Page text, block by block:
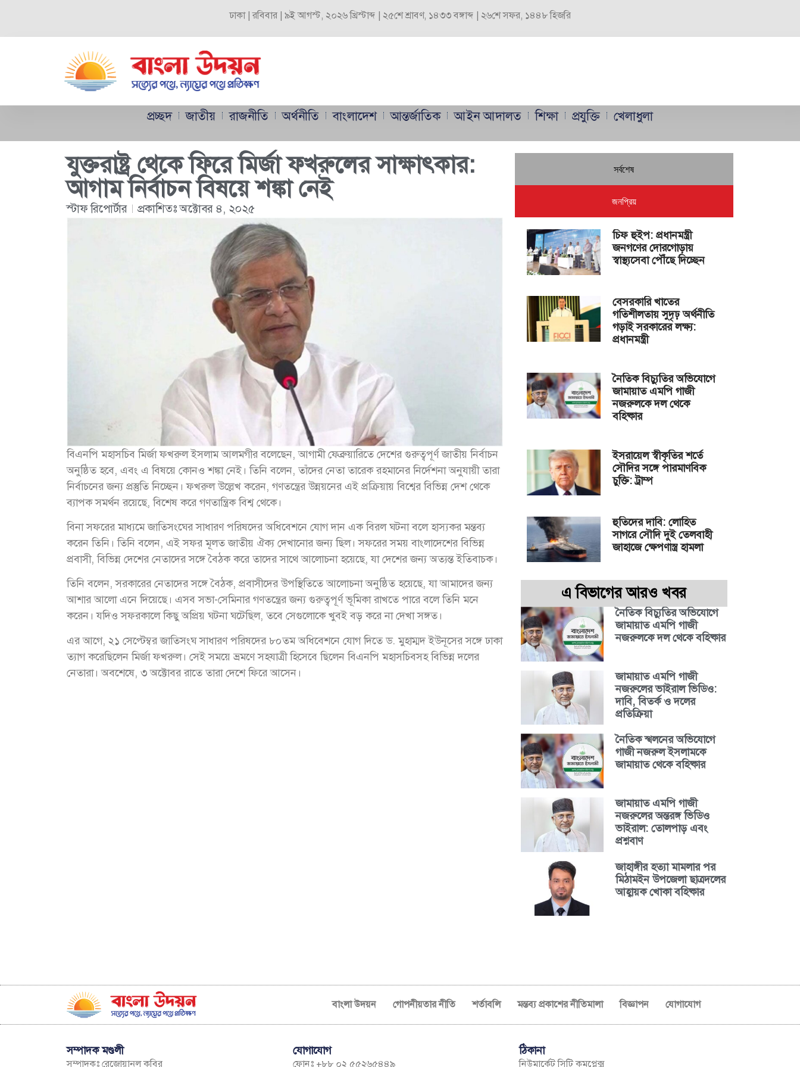
ঢাকা | রবিবার | ৯ই আগস্ট, ২০২৬ খ্রিস্টাব্দ | ২৫শে শ্রাবণ, ১৪৩৩ বঙ্গাব্দ | ২৬শে সফর, ১৪৪৮ হিজরি
প্রচ্ছদ জাতীয় রাজনীতি অর্থনীতি বাংলাদেশ আন্তর্জাতিক আইন আদালত শিক্ষা প্রযুক্তি খেলাধুলা
যুক্তরাষ্ট্র থেকে ফিরে মির্জা ফখরুলের সাক্ষাৎকার:
আগাম নির্বাচন বিষয়ে শঙ্কা নেই
স্টাফ রিপোর্টার প্রকাশিতঃঅক্টোবর ৪, ২০২৫
বিএনপি মহাসচিব মির্জা ফখরুল ইসলাম আলমগীর বলেছেন, আগামী ফেব্রুয়ারিতে দেশের গুরুত্বপূর্ণ জাতীয় নির্বাচন
অনুষ্ঠিত হবে, এবং এ বিষয়ে কোনও শঙ্কা নেই। তিনি বলেন, তাঁদের নেতা তারেক রহমানের নির্দেশনা অনুযায়ী তারা
নির্বাচনের জন্য প্রস্তুতি নিচ্ছেন। ফখরুল উল্লেখ করেন, গণতন্ত্রের উন্নয়নের এই প্রক্রিয়ায় বিশ্বের বিভিন্ন দেশ থেকে
ব্যাপক সমর্থন রয়েছে, বিশেষ করে গণতান্ত্রিক বিশ্ব থেকে।
বিনা সফরের মাধ্যমে জাতিসংঘের সাধারণ পরিষদের অধিবেশনে যোগ দান এক বিরল ঘটনা বলে হাস্যকর মন্তব্য
করেন তিনি। তিনি বলেন, এই সফর মূলত জাতীয় ঐক্য দেখানোর জন্য ছিল। সফরের সময় বাংলাদেশের বিভিন্ন
প্রবাসী, বিভিন্ন দেশের নেতাদের সঙ্গে বৈঠক করে তাদের সাথে আলোচনা হয়েছে, যা দেশের জন্য অত্যন্ত ইতিবাচক।
তিনি বলেন, সরকারের নেতাদের সঙ্গে বৈঠক, প্রবাসীদের উপস্থিতিতে আলোচনা অনুষ্ঠিত হয়েছে, যা আমাদের জন্য
আশার আলো এনে দিয়েছে। এসব সভা-সেমিনার গণতন্ত্রের জন্য গুরুত্বপূর্ণ ভূমিকা রাখতে পারে বলে তিনি মনে
করেন। যদিও সফরকালে কিছু অপ্রিয় ঘটনা ঘটেছিল, তবে সেগুলোকে খুবই বড় করে না দেখা সঙ্গত।
এর আগে, ২১ সেপ্টেম্বর জাতিসংঘ সাধারণ পরিষদের ৮০তম অধিবেশনে যোগ দিতে ড. মুহাম্মদ ইউনূসের সঙ্গে ঢাকা
ত্যাগ করেছিলেন মির্জা ফখরুল। সেই সময়ে ভ্রমণে সহযাত্রী হিসেবে ছিলেন বিএনপি মহাসচিবসহ বিভিন্ন দলের
নেতারা। অবশেষে, ৩ অক্টোবর রাতে তারা দেশে ফিরে আসেন।
সর্বশেষ
জনপ্রিয়
চিফ হুইপ: প্রধানমন্ত্রী
জনগণের দোরগোড়ায়
স্বাস্থ্যসেবা পৌঁছে দিচ্ছেন
বেসরকারি খাতের
গতিশীলতায় সুদৃঢ় অর্থনীতি
গড়াই সরকারের লক্ষ্য:
প্রধানমন্ত্রী
নৈতিক বিচ্যুতির অভিযোগে
জামায়াত এমপি গাজী
নজরুলকে দল থেকে
বহিষ্কার
ইসরায়েল স্বীকৃতির শর্তে
সৌদির সঙ্গে পারমাণবিক
চুক্তি: ট্রাম্প
হুতিদের দাবি: লোহিত
সাগরে সৌদি দুই তেলবাহী
জাহাজে ক্ষেপণাস্ত্র হামলা
এ বিভাগের আরও খবর
নৈতিক বিচ্যুতির অভিযোগে
জামায়াত এমপি গাজী
নজরুলকে দল থেকে বহিষ্কার
জামায়াত এমপি গাজী
নজরুলের ভাইরাল ভিডিও:
দাবি, বিতর্ক ও দলের
প্রতিক্রিয়া
নৈতিক স্খলনের অভিযোগে
গাজী নজরুল ইসলামকে
জামায়াত থেকে বহিষ্কার
জামায়াত এমপি গাজী
নজরুলের অন্তরঙ্গ ভিডিও
ভাইরাল: তোলপাড় এবং
প্রশ্নবাণ
জাহাঙ্গীর হত্যা মামলার পর
মিঠামইন উপজেলা ছাত্রদলের
আহ্বায়ক খোকা বহিষ্কার
বাংলা উদয়ন গোপনীয়তার নীতি শর্তাবলি মন্তব্য প্রকাশের নীতিমালা বিজ্ঞাপন যোগাযোগ
সম্পাদক মণ্ডলী
সম্পাদকঃ রেজোয়ানুল কবির
যোগাযোগ
ফোনঃ +৮৮ ০২ ৫৫২৬৫৪৪৯
ঠিকানা
নিউমার্কেট সিটি কমপ্লেক্স